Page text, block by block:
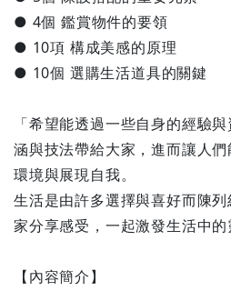
● 4個 鑑賞物件的要領
● 10項 構成美感的原理
● 10個 選購生活道具的關鍵
「希望能透過一些自身的經驗
涵與技法帶給大家，進而讓人
環境與展現自我。
生活是由許多選擇與喜好而陳
家分享感受，一起激發生活中
【內容簡介】